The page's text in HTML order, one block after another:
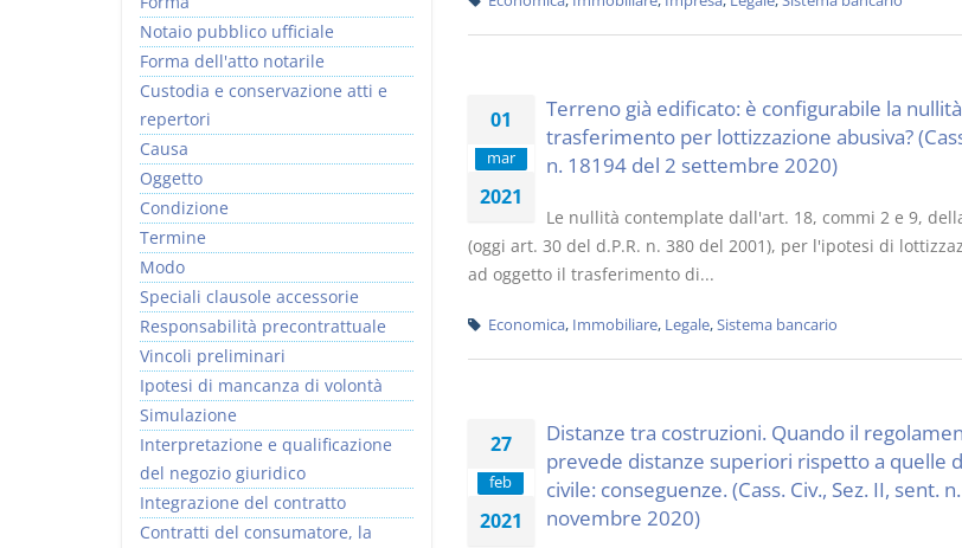
01
mar
2021
Terreno già edificato: è configurabile la
trasferimento per lottizzazione abusiva?
n. 18194 del 2 settembre 2020)
Le nullità contemplate dall'art. 18, commi 2 e 9,
(oggi art. 30 del d.P.R. n. 380 del 2001), per l'ipotesi di
ad oggetto il trasferimento di...
Economica, Immobiliare, Legale,Sistema bancario
27
feb
2021
Distanze tra costruzioni. Quando il
prevede distanze superiori rispetto a quelle
civile: conseguenze. (Cass. Civ., Sez. II, sent.
novembre 2020)
Notaio pubblico ufficiale
Forma dell'atto notarile
Custodia e conservazione atti e
repertori
Causa
Oggetto
Condizione
Termine
Modo
Speciali clausole accessorie
Responsabilità precontrattuale
Vincoli preliminari
Ipotesi di mancanza di volontà
Simulazione
Interpretazione e qualificazione
del negozio giuridico
Integrazione del contratto
Contratti del consumatore, la